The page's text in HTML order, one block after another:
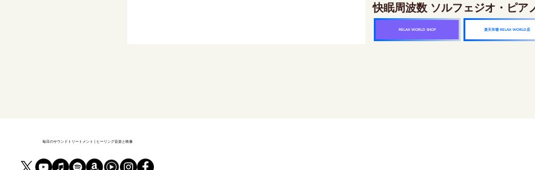
快眠周波数 ソルフェジオ・ピア
RELAX WORLD SHOP 楽天市場 RELAX WORLD店
毎日のサウンドトリートメント | ヒーリング音楽と映像